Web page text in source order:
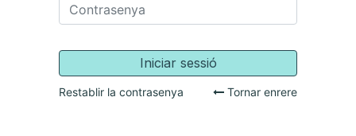
Iniciar sessió
Restablir la contrasenya Tornar enrere